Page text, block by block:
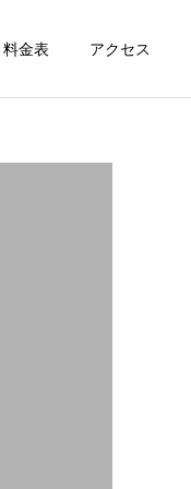
料金表 アクセス